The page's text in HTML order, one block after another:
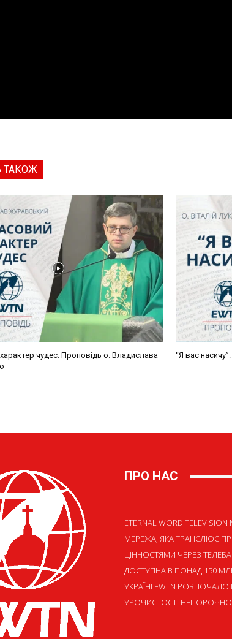
ПРО НАС
ETERNAL WORD
МЕРЕЖА, ЯКА ТРАНСЛЮЄ
ЦІННОСТЯМИ ЧЕРЕЗ
ДОСТУПНА В ПОНАД 150
УКРАЇНІ EWTN РОЗПОЧАЛО
УРОЧИСТОСТІ